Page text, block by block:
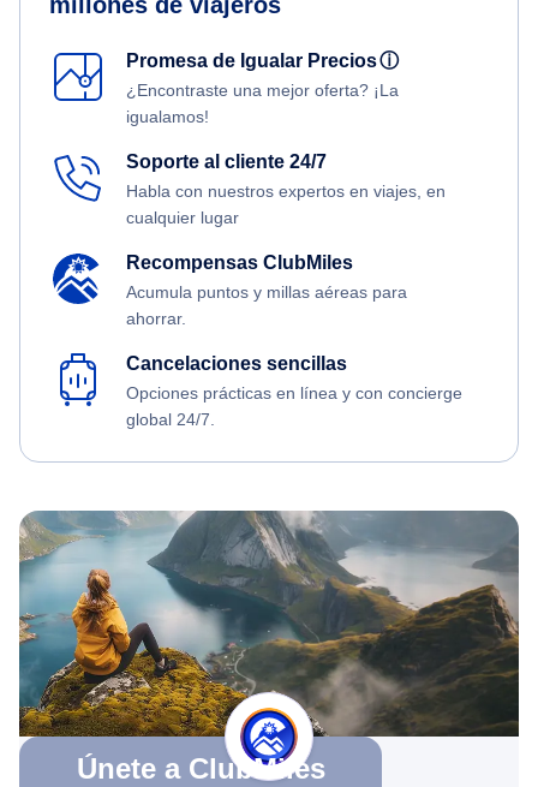
Promesa de Igualar Preciosⓘ
¿Encontraste una mejor oferta? ¡La
igualamos!
Soporte al cliente 24/7
Habla con nuestros expertos en viajes, en
cualquier lugar
Recompensas ClubMiles
Acumula puntos y millas aéreas para
ahorrar.
Cancelaciones sencillas
Opciones prácticas en línea y con concierge
global 24/7.
Únete a ClubMiles